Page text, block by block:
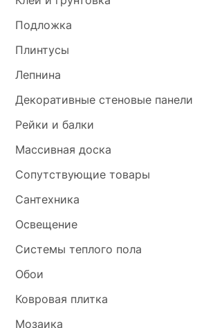
Подложка
Плинтусы
Лепнина
Декоративные стеновые панели
Рейки и балки
Массивная доска
Сопутствующие товары
Сантехника
Освещение
Системы теплого пола
Обои
Ковровая плитка
Мозаика